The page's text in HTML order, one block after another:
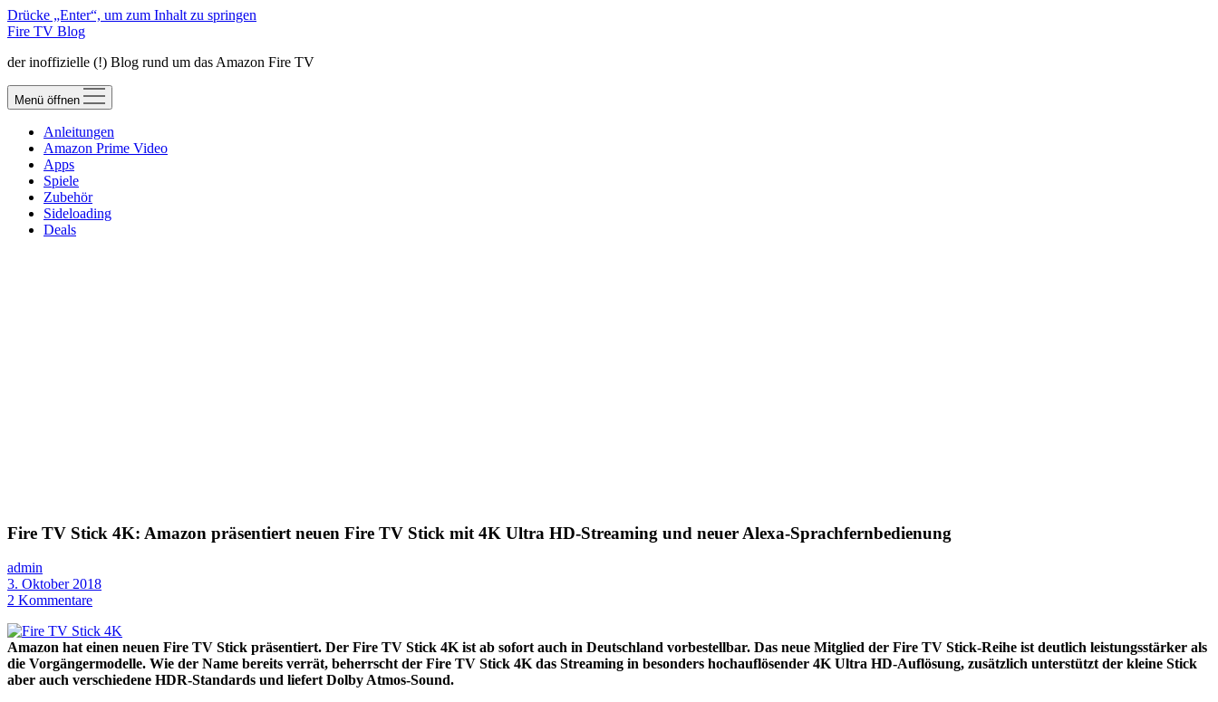
Drücke „Enter“, um zum Inhalt zu springen
Fire TV Blog
der inoffizielle (!) Blog rund um das Amazon Fire TV
Menü öffnen
Anleitungen
Amazon Prime Video
Apps
Spiele
Zubehör
Sideloading
Deals
Fire TV Stick 4K: Amazon präsentiert neuen Fire TV Stick mit 4K Ultra HD-Streaming und neuer Alexa-Sprachfernbedienung
admin
3. Oktober 2018
2 Kommentare
Amazon hat einen neuen Fire TV Stick präsentiert. Der Fire TV Stick 4K ist ab sofort auch in Deutschland vorbestellbar. Das neue Mitglied der Fire TV Stick-Reihe ist deutlich leistungsstärker als
die Vorgängermodelle. Wie der Name bereits verrät, beherrscht der Fire TV Stick 4K das Streaming in besonders hochauflösender 4K Ultra HD-Auflösung, zusätzlich unterstützt der kleine Stick
aber auch verschiedene HDR-Standards und liefert Dolby Atmos-Sound.